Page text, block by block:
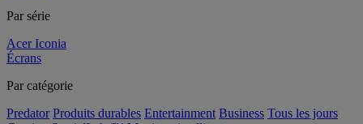
Par série
Acer Iconia
Écrans
Par catégorie
Predator Produits durables Entertainment Business Tous les jours